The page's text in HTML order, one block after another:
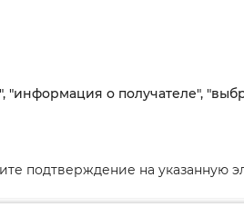
"информация о получателе",
подтверждение на указанную